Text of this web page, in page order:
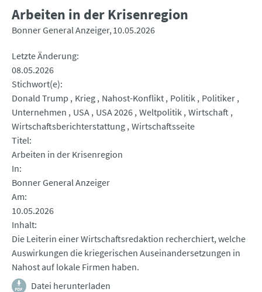
Arbeiten in der Krisenregion
Bonner General Anzeiger 10.05.2026
Letzte Änderung
08.05.2026
Stichwort(e)
Donald Trump
Krieg Nahost-Konflikt Politik Politiker
Unternehmen
USA USA 2026 Weltpolitik Wirtschaft
Wirtschaftsberichterstattung Wirtschaftsseite
Titel
Arbeiten in der Krisenregion
In
Bonner General Anzeiger
Am
10.05.2026
Inhalt
Die Leiterin einer Wirtschaftsredaktion recherchiert, welche
Auswirkungen die kriegerischen Auseinandersetzungen in
Nahost auf lokale Firmen haben.
Datei herunterladen